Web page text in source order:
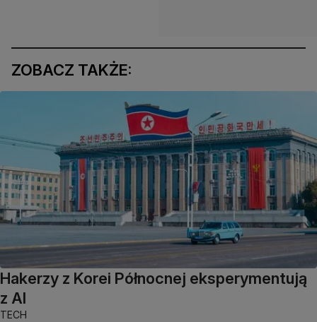
ZOBACZ TAKŻE:
Hakerzy z Korei Północnej eksperymentują
z AI
TECH